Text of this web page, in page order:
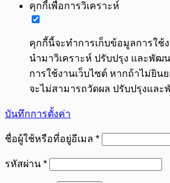
คุกกี้เพื่อการวิเคราะห์
คุกกี้นี้จะทำการเก็บข้อมูลการใช้
นำมาวิเคราะห์ ปรับปรุง และพัฒ
การใช้งานเว็บไซต์ หากถ้าไม่ยิน
จะไม่สามารถวัดผล ปรับปรุงและ
บันทึกการตั้งค่า
ชื่อผู้ใช้หรือที่อยู่อีเมล *ต้องการ
รหัสผ่าน *ต้องการ